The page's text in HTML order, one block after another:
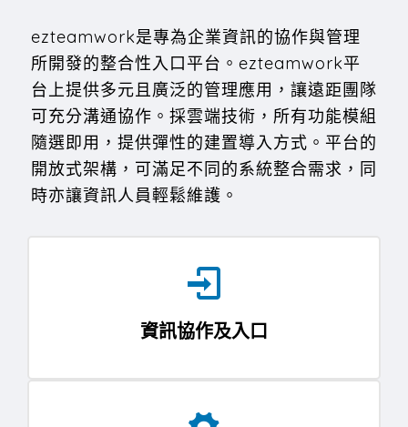
ezteamwork是專為企業資訊的協作與管理
所開發的整合性入口平台。ezteamwork平
台上提供多元且廣泛的管理應用，讓遠距團隊
可充分溝通協作。採雲端技術，所有功能模組
隨選即用，提供彈性的建置導入方式。平台的
開放式架構，可滿足不同的系統整合需求，同
時亦讓資訊人員輕鬆維護。
資訊協作及入口